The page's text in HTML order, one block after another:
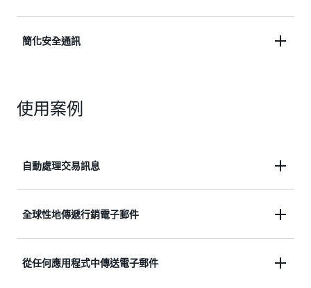
只需透過Mail Manager
簡化複雜的電子郵件設定內
簡化安全通訊
Amazon WorkMail
使用案例
自動處理交易訊息
藉由傳送購買或出貨通知、訂單狀態更新及政策變更
全球性地傳遞行銷電子郵件
建立鎖定目標的行銷活動、電子報、促銷優惠和引人
從任何應用程式中傳送電子郵件